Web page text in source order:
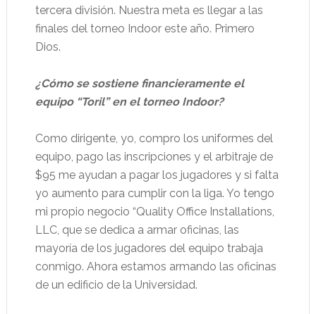
tercera división. Nuestra meta es llegar a las
finales del torneo Indoor este año. Primero
Dios.
¿Cómo se sostiene financieramente el
equipo “Toril” en el torneo Indoor?
Como dirigente, yo, compro los uniformes del
equipo, pago las inscripciones y el arbitraje de
$95 me ayudan a pagar los jugadores y si falta
yo aumento para cumplir con la liga. Yo tengo
mi propio negocio “Quality Office Installations,
LLC, que se dedica a armar oficinas, las
mayoría de los jugadores del equipo trabaja
conmigo. Ahora estamos armando las oficinas
de un edificio de la Universidad.